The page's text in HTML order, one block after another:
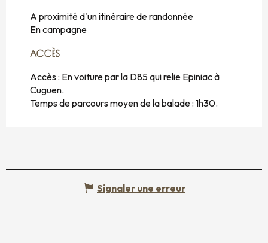
A proximité d'un itinéraire de randonnée
En campagne
ACCÈS
ACCÈS
Accès : En voiture par la D85 qui relie Epiniac à
Cuguen.
Temps de parcours moyen de la balade : 1h30.
Signaler une erreur